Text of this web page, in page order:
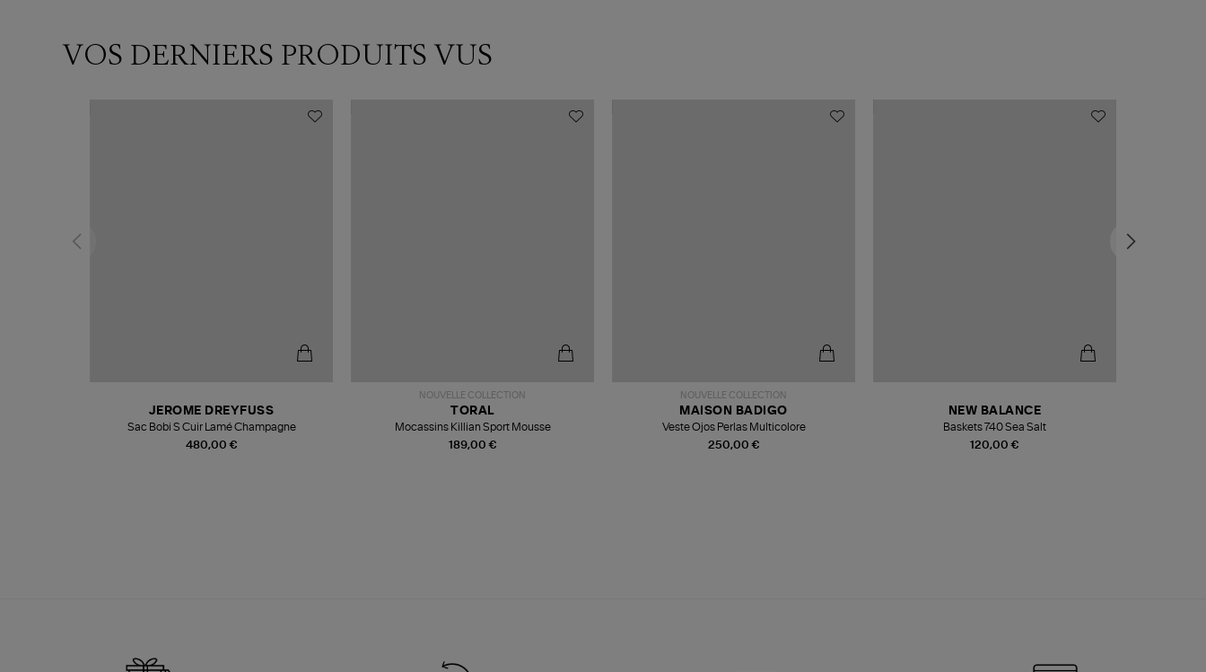
VOS DERNIERS PRODUITS VUS
480,00 €
JEROME DREYFUSS
Sac Bobi S Cuir Lamé Champagne
NOUVELLE COLLECTION
189,00 €
TORAL
Mocassins Killian Sport Mousse
NOUVELLE COLLECTION
250,00 €
MAISON BADIGO
Veste Ojos Perlas Multicolore
120,00 €
NEW BALANCE
Baskets 740 Sea Salt